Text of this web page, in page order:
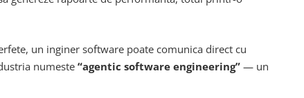
un inginer software poate comunica direct cu
numeste “agentic software engineering” — un